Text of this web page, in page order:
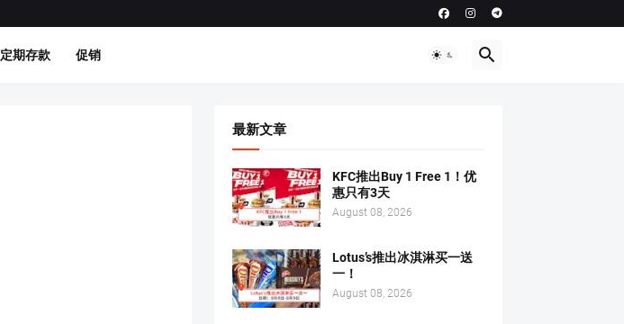
定期存款 促销
最新文章
KFC推出Buy 1 Free 1！优
惠只有3天
August 08, 2026
Lotus’s推出冰淇淋买一送
一！
August 08, 2026